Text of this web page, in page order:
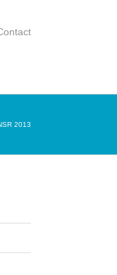
2013